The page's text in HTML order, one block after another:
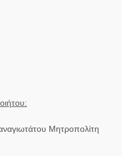
Μητροπολίτη